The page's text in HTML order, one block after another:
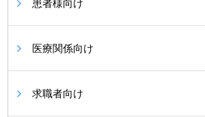
患者様向け
医療関係向け
求職者向け